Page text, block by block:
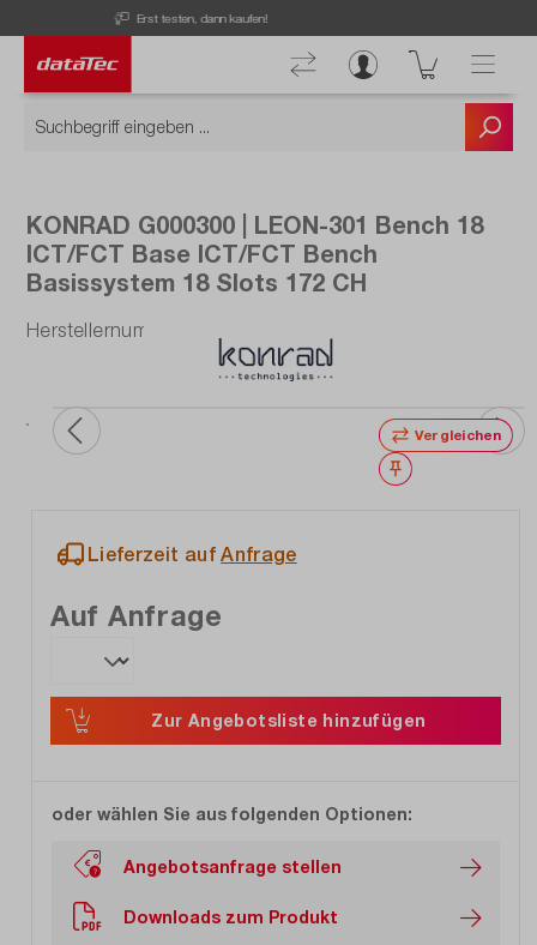
Kostenloser Versand ab 50 € Bestellwert!
KONRAD G000300 | LEON-301 Bench 18
ICT/FCT Base ICT/FCT Bench
Basissystem 18 Slots 172 CH
Herstellernummer: G000300
Vergleichen
Merken
Lieferzeit aufAnfrage
Auf Anfrage
Zur Angebotsliste hinzufügen
oder wählen Sie aus folgenden Optionen:
Angebotsanfrage stellen
Downloads zum Produkt
Now viewing Highlights section